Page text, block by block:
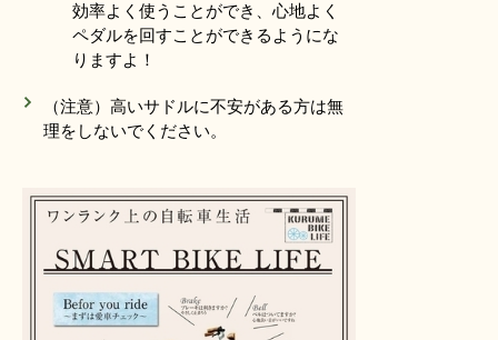
効率よく使うことができ、心地よく
ペダルを回すことができるようにな
りますよ！
（注意）高いサドルに不安がある方は無
理をしないでください。